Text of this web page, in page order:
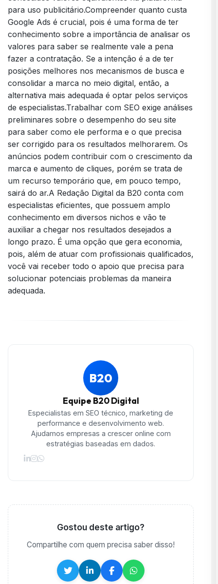
para uso publicitário.Compreender quanto custa
Google Ads é crucial, pois é uma forma de ter
conhecimento sobre a importância de analisar os
valores para saber se realmente vale a pena
fazer a contratação. Se a intenção é a de ter
posições melhores nos mecanismos de busca e
consolidar a marca no meio digital, então, a
alternativa mais adequada é optar pelos serviços
de especialistas.Trabalhar com SEO exige análises
preliminares sobre o desempenho do seu site
para saber como ele performa e o que precisa
ser corrigido para os resultados melhorarem. Os
anúncios podem contribuir com o crescimento da
marca e aumento de cliques, porém se trata de
um recurso temporário que, em pouco tempo,
sairá do ar.A Redação Digital da B20 conta com
especialistas eficientes, que possuem amplo
conhecimento em diversos nichos e vão te
auxiliar a chegar nos resultados desejados a
longo prazo. É uma opção que gera economia,
pois, além de atuar com profissionais qualificados,
você vai receber todo o apoio que precisa para
solucionar potenciais problemas da maneira
adequada.
B20
Equipe B20 Digital
Especialistas em SEO técnico, marketing de
performance e desenvolvimento web.
Ajudamos empresas a crescer online com
estratégias baseadas em dados.
Gostou deste artigo?
Compartilhe com quem precisa saber disso!